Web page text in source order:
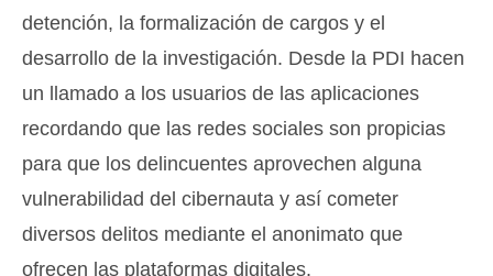
detención, la formalización de cargos y el
desarrollo de la investigación. Desde la PDI hacen
un llamado a los usuarios de las aplicaciones
recordando que las redes sociales son propicias
para que los delincuentes aprovechen alguna
vulnerabilidad del cibernauta y así cometer
diversos delitos mediante el anonimato que
ofrecen las plataformas digitales.